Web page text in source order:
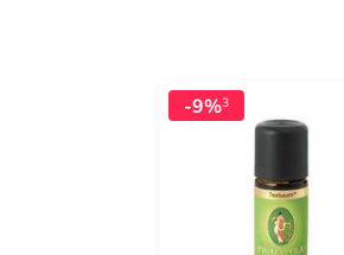
-9%3